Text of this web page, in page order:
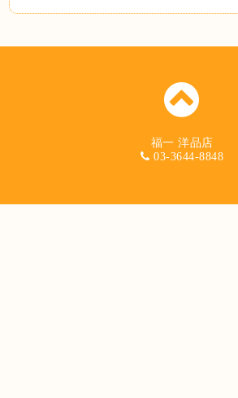
福一 洋品店
03-3644-8848